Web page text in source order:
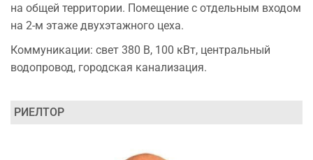
на общей территории. Помещение с отдельным входом
на 2-м этаже двухэтажного цеха.
Коммуникации: свет 380 В, 100 кВт, центральный
водопровод, городская канализация.
РИЕЛТОР